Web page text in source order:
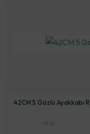
42CM 5 Gözlü Ayakkabı
(5.0)